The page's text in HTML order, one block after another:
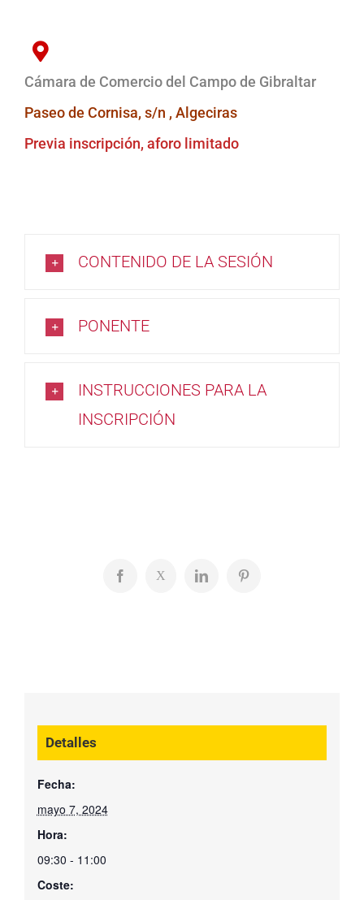
Cámara de Comercio del Campo de Gibraltar
Paseo de Cornisa, s/n , Algeciras
Previa inscripción, aforo limitado
CONTENIDO DE LA SESIÓN
PONENTE
INSTRUCCIONES PARA LA
INSCRIPCIÓN
Facebook
X LinkedInPinterest
Detalles
Fecha:
mayo 7, 2024
Hora:
09:30 - 11:00
Coste: